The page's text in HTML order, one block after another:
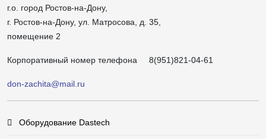
г.о. город Ростов-на-Дону,
г. Ростов-на-Дону, ул. Матросова, д. 35,
помещение 2
Корпоративный номер телефона 8(951)821-04-61
don-zachita@mail.ru
Оборудование Dastech